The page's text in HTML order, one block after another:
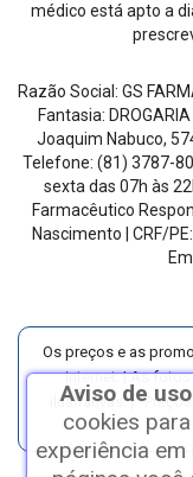
médico está apto a
Razão Social: GS
Fantasia: DROGARIA
Joaquim Nabuco,
Telefone: (81) 3787-
sexta das 07h às
Farmacêutico
Nascimento
| CRF/PE:
Os preços e as
internet. | As
ilustrativas. |
Aviso de
cookies
experiência